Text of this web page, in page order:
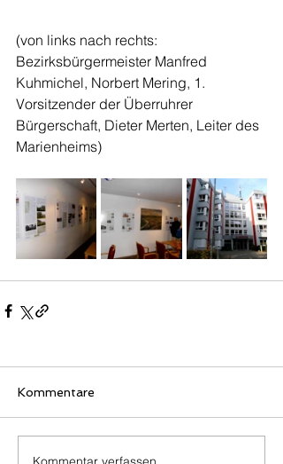
(von links nach rechts:
Bezirksbürgermeister Manfred
Kuhmichel, Norbert Mering, 1.
Vorsitzender der Überruhrer
Bürgerschaft, Dieter Merten, Leiter des
Marienheims)
Kommentare